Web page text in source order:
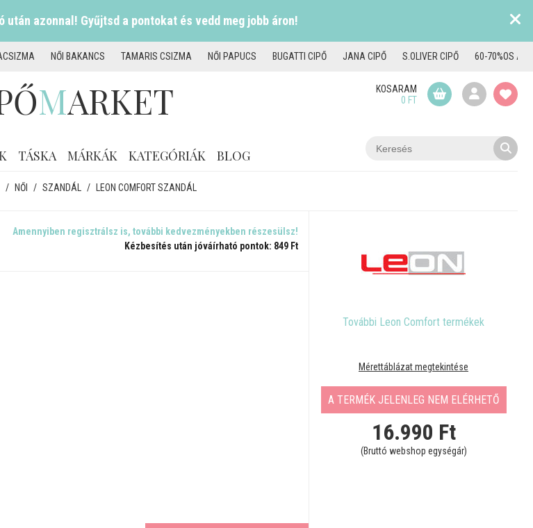
azonnal! Gyűjtsd a pontokat és vedd meg jobb áron!
NŐI BAKANCS TAMARIS CSIZMA NŐI PAPUCS BUGATTI CIPŐ JANA CIPŐ S.OLIVER CIPŐ 60-70%OS
TÁSKA MÁRKÁK KATEGÓRIÁK BLOG
KOSARAM
0 FT
MARKET
/ NŐI / SZANDÁL / LEON COMFORT SZANDÁL
Amennyiben regisztrálsz is, további kedvezményekben részesülsz!
Kézbesítés után jóváírható pontok: 849 Ft
További Leon Comfort termékek
Mérettáblázat megtekintése
A TERMÉK JELENLEG NEM ELÉRHETŐ
16.990 Ft
(Bruttó webshop egységár)